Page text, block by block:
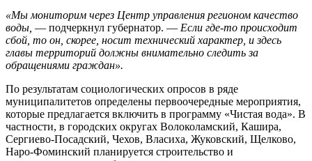
«Мы мониторим через Центр управления регионом качество
воды, — подчеркнул губернатор. — Если где-то происходит
сбой, то он, скорее, носит технический характер, и здесь
главы территорий должны внимательно следить за
обращениями граждан».
По результатам социологических опросов в ряде
муниципалитетов определены первоочередные мероприятия,
которые предлагается включить в программу «Чистая вода». В
частности, в городских округах Волоколамский, Кашира,
Сергиево-Посадский, Чехов, Власиха, Жуковский, Щелково,
Наро-Фоминский планируется строительство и